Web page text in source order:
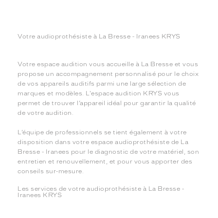
Votre audioprothésiste à La Bresse - Iranees KRYS
Votre espace audition vous accueille à La Bresse et vous
propose un accompagnement personnalisé pour le choix
de vos appareils auditifs parmi une large sélection de
marques et modèles. L'espace audition KRYS vous
permet de trouver l’appareil idéal pour garantir la qualité
de votre audition.
L’équipe de professionnels se tient également à votre
disposition dans votre espace audioprothésiste de La
Bresse - Iranees pour le diagnostic de votre matériel, son
entretien et renouvellement, et pour vous apporter des
conseils sur-mesure.
Les services de votre audioprothésiste à La Bresse -
Iranees KRYS